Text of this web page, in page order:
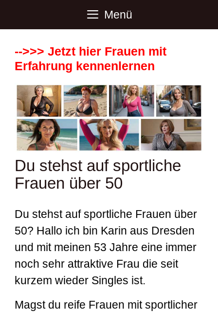
Menü
-->>> Jetzt hier Frauen mit
Erfahrung kennenlernen
Du stehst auf sportliche
Frauen über 50
Du stehst auf sportliche Frauen über
50? Hallo ich bin Karin aus Dresden
und mit meinen 53 Jahre eine immer
noch sehr attraktive Frau die seit
kurzem wieder Singles ist.
Magst du reife Frauen mit sportlicher